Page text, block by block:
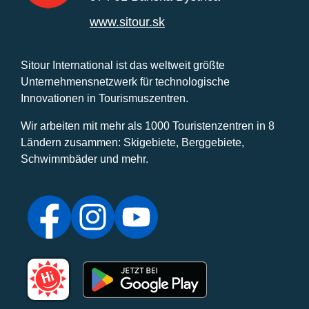
www.sitour.sk
Sitour International ist das weltweit größte
Unternehmensnetzwerk für technologische
Innovationen in Tourismuszentren.
Wir arbeiten mit mehr als 1000 Touristenzentren in 8
Ländern zusammen: Skigebiete, Berggebiete,
Schwimmbäder und mehr.